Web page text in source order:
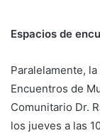
Espacios de
Paralelamente,
Encuentros de
Comunitario Dr.
los jueves a las